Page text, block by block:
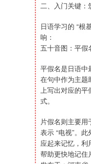
二、入门关键
日语学习的 “根
响：
五十音图：平
平假名是日语中
在句中作为主题
上写出对应的平
式。
片假名则主要用
表示 “电视”。
应起来记忆，利
帮助更快地记住